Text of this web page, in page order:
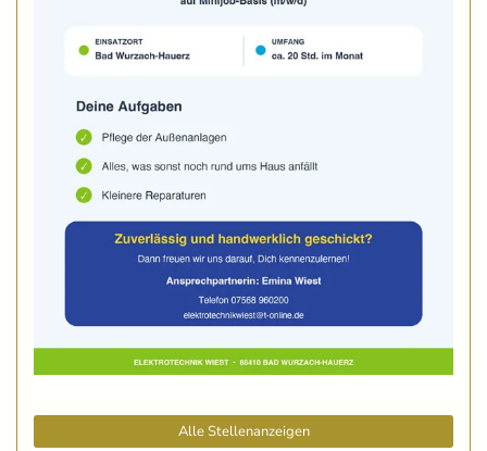
Alle Stellenanzeigen